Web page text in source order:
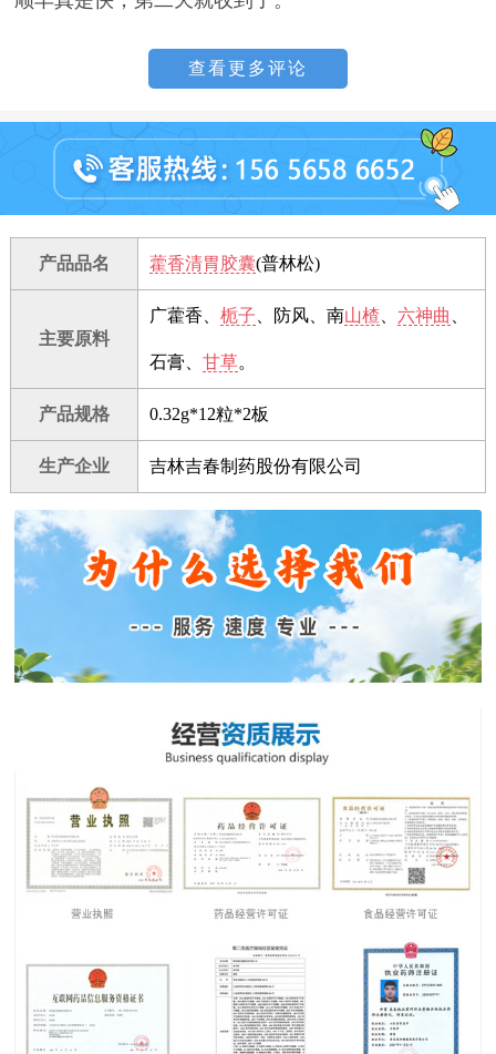
查看更多评论
产品品名 藿香清胃胶囊(普林松)
主要原料
广藿香、 栀子 、防风、南山楂、 六神曲
石膏、 甘草。
产品规格 0.32g*12粒*2板
生产企业 吉林吉春制药股份有限公司